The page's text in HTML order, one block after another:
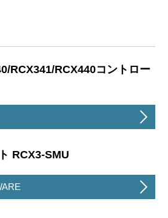
RCX341/RCX440コントロー
RCX3-SMU